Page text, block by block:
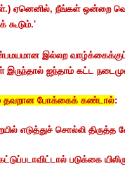
ஏனெனில், நீங்கள் ஒன்றை
கூடும்.'
இல்லற
இருந்தால் ஐந்தாம் கட்ட
தவறான போக்கைக் கண்டால்:
எடுத்துச் சொல்லி திருத்த
படுக்கை